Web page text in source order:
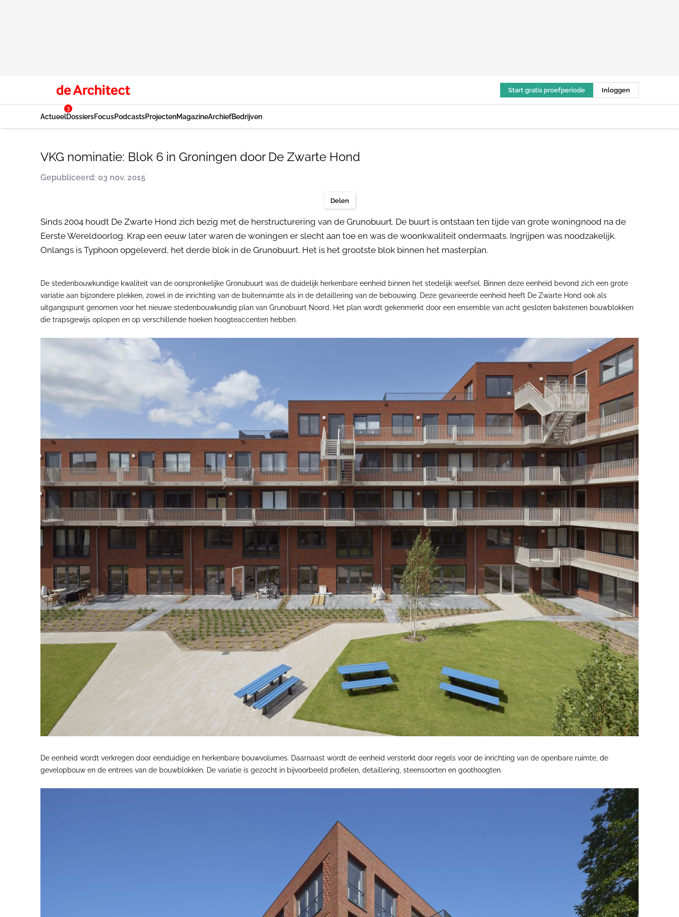
Start gratis proefperiode Inloggen
Actueel
3
DossiersFocusPodcastsProjectenMagazineArchiefBedrijven
VKG nominatie: Blok 6 in Groningen door De Zwarte Hond
Gepubliceerd: 03 nov. 2015
Delen
Sinds 2004 houdt De Zwarte Hond zich bezig met de herstructurering van de Grunobuurt. De buurt is ontstaan ten tijde van grote woningnood na de
Eerste Wereldoorlog. Krap een eeuw later waren de woningen er slecht aan toe en was de woonkwaliteit ondermaats. Ingrijpen was noodzakelijk.
Onlangs is Typhoon opgeleverd, het derde blok in de Grunobuurt. Het is het grootste blok binnen het masterplan.
De stedenbouwkundige kwaliteit van de oorspronkelijke Gronubuurt was de duidelijk herkenbare eenheid binnen het stedelijk weefsel. Binnen deze eenheid bevond zich een grote
variatie aan bijzondere plekken, zowel in de inrichting van de buitenruimte als in de detaillering van de bebouwing. Deze gevarieerde eenheid heeft De Zwarte Hond ook als
uitgangspunt genomen voor het nieuwe stedenbouwkundig plan van Grunobuurt Noord. Het plan wordt gekenmerkt door een ensemble van acht gesloten bakstenen bouwblokken
die trapsgewijs oplopen en op verschillende hoeken hoogteaccenten hebben.
De eenheid wordt verkregen door eenduidige en herkenbare bouwvolumes. Daarnaast wordt de eenheid versterkt door regels voor de inrichting van de openbare ruimte, de
gevelopbouw en de entrees van de bouwblokken. De variatie is gezocht in bijvoorbeeld profielen, detaillering, steensoorten en goothoogten.